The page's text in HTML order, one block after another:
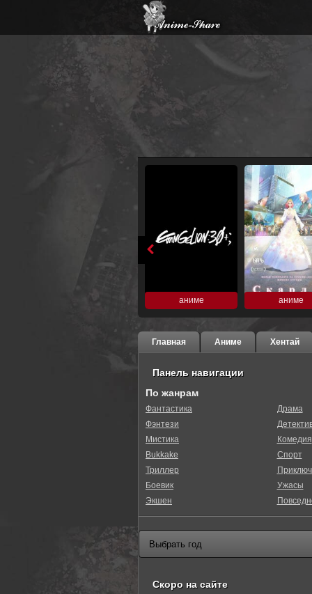
аниме аниме
Главная Аниме Хентай
Панель навигации
По жанрам
Фантастика
Фэнтези
Мистика
Bukkake
Триллер
Боевик
Экшен
Драма
Комедия
Спорт
Ужасы
Скоро на сайте